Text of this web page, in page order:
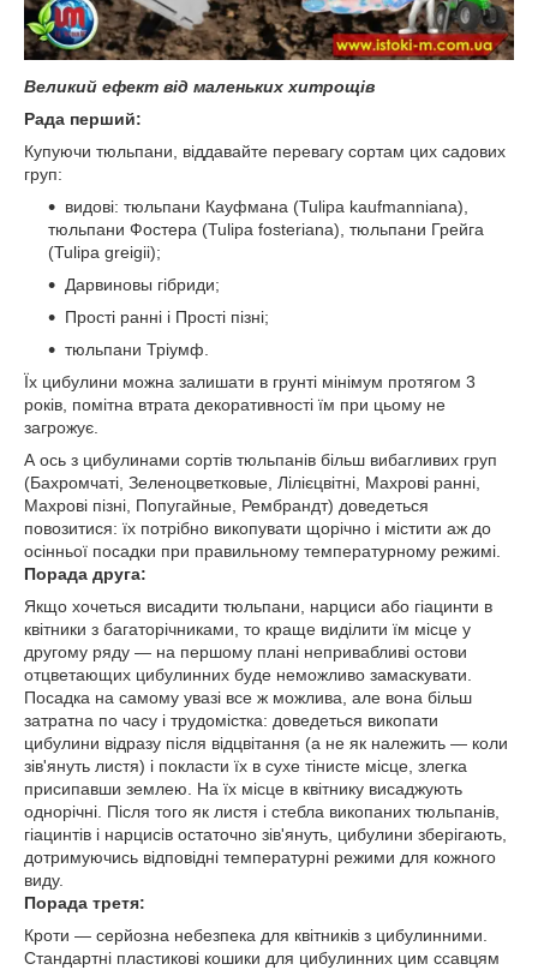
Великий ефект від маленьких хитрощів
Рада перший:
Купуючи тюльпани, віддавайте перевагу сортам цих садових
груп:
видові: тюльпани Кауфмана (Tulipa kaufmanniana),
тюльпани Фостера (Tulipa fosteriana), тюльпани Грейга
(Tulipa greigii);
Дарвиновы гібриди;
Прості ранні і Прості пізні;
тюльпани Тріумф.
Їх цибулини можна залишати в грунті мінімум протягом 3
років, помітна втрата декоративності їм при цьому не
загрожує.
А ось з цибулинами сортів тюльпанів більш вибагливих груп
(Бахромчаті, Зеленоцветковые, Лілієцвітні, Махрові ранні,
Махрові пізні, Попугайные, Рембрандт) доведеться
повозитися: їх потрібно викопувати щорічно і містити аж до
осінньої посадки при правильному температурному режимі.
Порада друга:
Якщо хочеться висадити тюльпани, нарциси або гіацинти в
квітники з багаторічниками, то краще виділити їм місце у
другому ряду — на першому плані непривабливі остови
отцветающих цибулинних буде неможливо замаскувати.
Посадка на самому увазі все ж можлива, але вона більш
затратна по часу і трудомістка: доведеться викопати
цибулини відразу після відцвітання (а не як належить — коли
зів'януть листя) і покласти їх в сухе тінисте місце, злегка
присипавши землею. На їх місце в квітнику висаджують
однорічні. Після того як листя і стебла викопаних тюльпанів,
гіацинтів і нарцисів остаточно зів'януть, цибулини зберігають,
дотримуючись відповідні температурні режими для кожного
виду.
Порада третя:
Кроти — серйозна небезпека для квітників з цибулинними.
Стандартні пластикові кошики для цибулинних цим ссавцям